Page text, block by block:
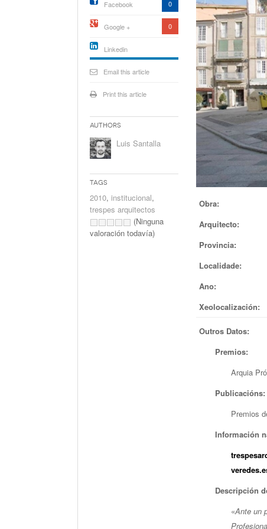
Obra:
Arquitecto:
Provincia:
Localidade:
Ano:
Xeolocalización:
Outros Datos:
Premios:
Arquia
Publicacións:
Premios
Información
Descripción
«Ante un
Facebook 0
Google + 0
Linkedin
icon[type=linkedin-bug]
Email this article
Print this article
Authors
Luis Santalla
Tags
2010, institucional,
trespes arquitectos
(Ninguna
valoración todavía)